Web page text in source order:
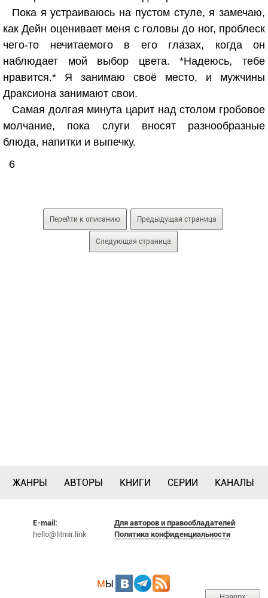
Пока я устраиваюсь на пустом стуле, я замечаю,
как Дейн оценивает меня с головы до ног, проблеск
чего-то нечитаемого в его глазах, когда он
наблюдает мой выбор цвета. *Надеюсь, тебе
нравится.* Я занимаю своё место, и мужчины
Драксиона занимают свои.
Самая долгая минута царит над столом гробовое
молчание, пока слуги вносят разнообразные
блюда, напитки и выпечку.
6
Перейти к описанию Предыдущая страница
Следующая страница
ЖАНРЫ АВТОРЫ КНИГИ СЕРИИ КАНАЛЫ
E-mail:
hello@litmir.link
Для авторов и правообладателей
Политика конфиденциальности
МЫ